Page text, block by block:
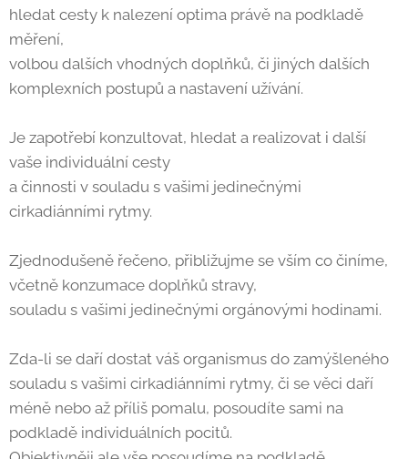
hledat cesty k nalezení optima právě na podkladě
měření,
volbou dalších vhodných doplňků, či jiných dalších
komplexních postupů a nastavení užívání.
Je zapotřebí konzultovat, hledat a realizovat i další
vaše individuální cesty
a činnosti v souladu s vašimi jedinečnými
cirkadiánními rytmy.
Zjednodušeně řečeno, přibližujme se vším co činíme,
včetně konzumace doplňků stravy,
souladu s vašimi jedinečnými orgánovými hodinami.
Zda-li se daří dostat váš organismus do zamýšleného
souladu s vašimi cirkadiánními rytmy, či se věci daří
méně nebo až příliš pomalu, posoudíte sami na
podkladě individuálních pocitů.